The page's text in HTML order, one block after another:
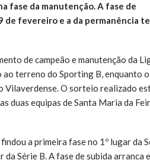
fase da manutenção. A fase de
de fevereiro e a da permanência
de campeão e manutenção da
terreno do Sporting B, enquanto o
Vilaverdense. O sorteio realizado
duas equipas de Santa Maria da
findou a primeira fase no 1º lugar da
Série B. A fase de subida arranca